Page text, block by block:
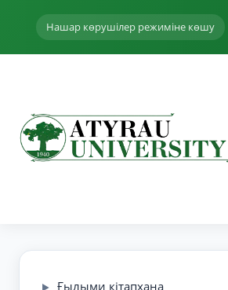
Нашар көрушілер режиміне көшу
▶ Ғылыми кітапхана